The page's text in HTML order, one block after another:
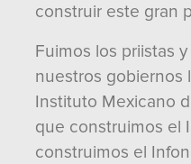
construir este gran
Fuimos los priistas
nuestros gobiernos
Instituto Mexicano
que construimos el
construimos el